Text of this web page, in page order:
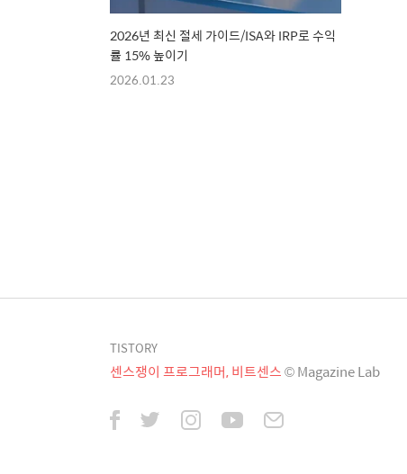
2026년 최신 절세 가이드/ISA와 IRP로 수익
률 15% 높이기
2026.01.23
TISTORY
센스쟁이 프로그래머, 비트센스© Magazine Lab